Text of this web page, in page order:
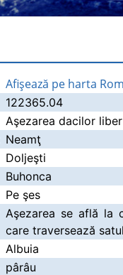
Afişează pe harta
122365.04
Aşezarea dacilor
Neamţ
Doljeşti
Buhonca
Pe şes
Aşezarea se află la
care traversează
Albuia
pârâu